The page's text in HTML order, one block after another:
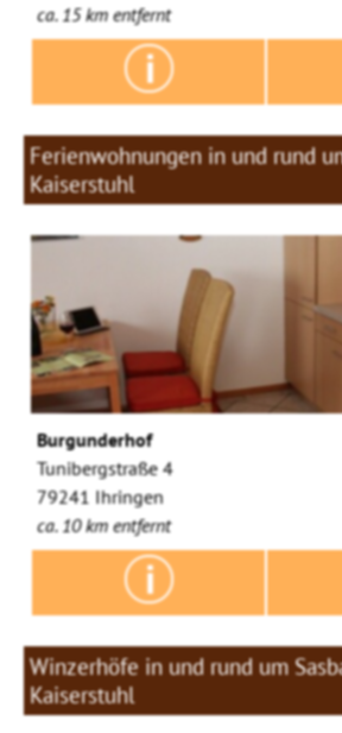
ca. 15 km entfernt
Ferienwohnungen in und rund
Kaiserstuhl
Burgunderhof
Tunibergstraße 4
79241 Ihringen
ca. 10 km entfernt
Winzerhöfe in und rund um
Kaiserstuhl